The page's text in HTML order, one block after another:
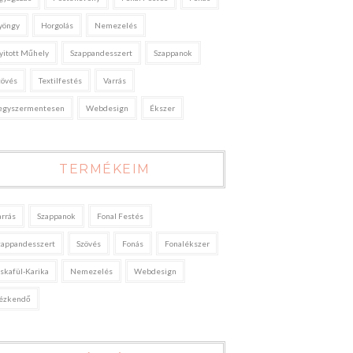
Horgolás Nemezelés
Műhely Szappandesszert Szappanok
Textilfestés Varrás
Webdesign Ékszer
TERMÉKEIM
Szappanok Fonal Festés
Szövés Fonás Fonalékszer
Karika Nemezelés Webdesign